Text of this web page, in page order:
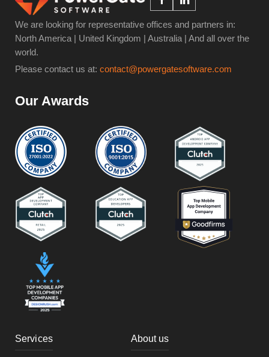
We are looking for representative offices and partners in:
North America | United Kingdom | Australia | And all over the
world.
Please contact us at: contact@powergatesoftware.com
Our Awards
Services About us